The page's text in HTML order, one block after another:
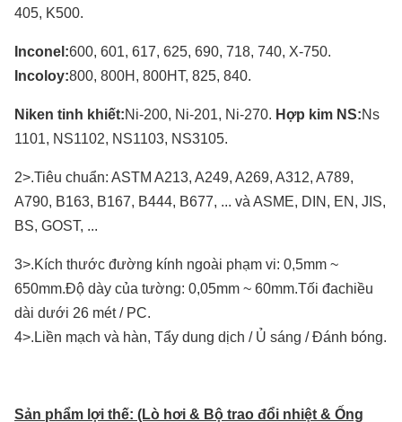
405, K500.
Inconel:600, 601, 617, 625, 690, 718, 740, X-750.
Incoloy:800, 800H, 800HT, 825, 840.
Niken tinh khiết:Ni-200, Ni-201, Ni-270. Hợp kim NS:Ns
1101, NS1102, NS1103, NS3105.
2>.Tiêu chuẩn: ASTM A213, A249, A269, A312, A789,
A790, B163, B167, B444, B677, ... và ASME, DIN, EN, JIS,
BS, GOST, ...
3>.Kích thước đường kính ngoài phạm vi: 0,5mm ~
650mm.Độ dày của tường: 0,05mm ~ 60mm.Tối đachiều
dài dưới 26 mét / PC.
4>.Liền mạch và hàn, Tẩy dung dịch / Ủ sáng / Đánh bóng.
Sản phẩm lợi thế: (Lò hơi & Bộ trao đổi nhiệt & Ống